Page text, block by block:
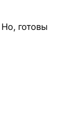
готовы